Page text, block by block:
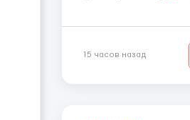
15 часов назад